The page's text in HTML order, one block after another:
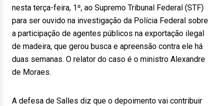
nesta terça-feira, 1º, ao Supremo Tribunal Federal (STF)
para ser ouvido na investigação da Polícia Federal sobre
a participação de agentes públicos na exportação ilegal
de madeira, que gerou busca e apreensão contra ele há
duas semanas. O relator do caso é o ministro Alexandre
de Moraes.
A defesa de Salles diz que o depoimento vai contribuir